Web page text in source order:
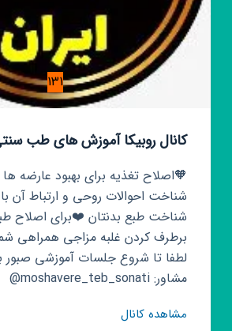
131
کانال روبیکا آموزش های طب
🧡اصلاح تغذیه برای بهبود عارضه ها
شناخت احوالات روحی و ارتباط آن
شناخت طبع بدنتان ❤️برای اصلاح
برطرف کردن غلبه مزاجی همراهی
لطفا تا شروع جلسات آموزشی صبور
مشاور: moshavere_teb_sonati@
مشاهده کانالکانال